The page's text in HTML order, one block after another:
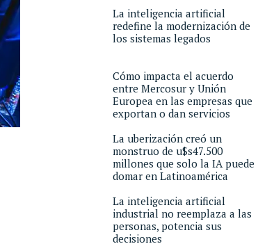
La inteligencia artificial
redefine la modernización de
los sistemas legados
Cómo impacta el acuerdo
entre Mercosur y Unión
Europea en las empresas que
exportan o dan servicios
La uberización creó un
monstruo de u$s47.500
millones que solo la IA puede
domar en Latinoamérica
La inteligencia artificial
industrial no reemplaza a las
personas, potencia sus
decisiones